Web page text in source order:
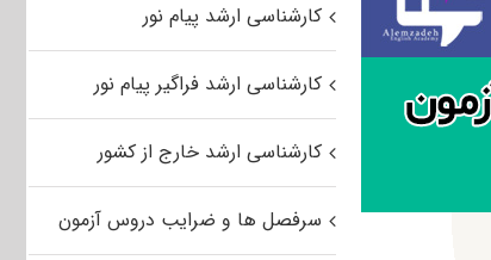
کارشناسی ارشد پیام نور
کارشناسی ارشد فراگیر پیام نور
کارشناسی ارشد خارج از کشور
سرفصل ها و ضرایب دروس آزمون